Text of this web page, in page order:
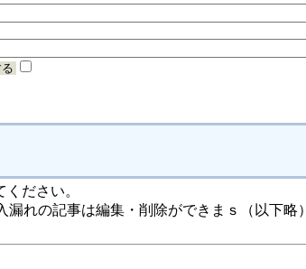
ださい。
れの記事は編集・削除ができまｓ（以下略）